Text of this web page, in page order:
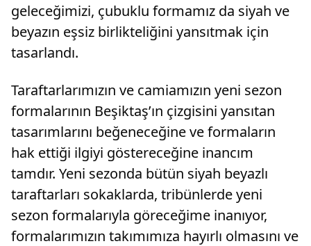
geleceğimizi, çubuklu formamız da siyah ve
beyazın eşsiz birlikteliğini yansıtmak için
tasarlandı.
Taraftarlarımızın ve camiamızın yeni sezon
formalarının Beşiktaş’ın çizgisini yansıtan
tasarımlarını beğeneceğine ve formaların
hak ettiği ilgiyi göstereceğine inancım
tamdır. Yeni sezonda bütün siyah beyazlı
taraftarları sokaklarda, tribünlerde yeni
sezon formalarıyla göreceğime inanıyor,
formalarımızın takımımıza hayırlı olmasını ve